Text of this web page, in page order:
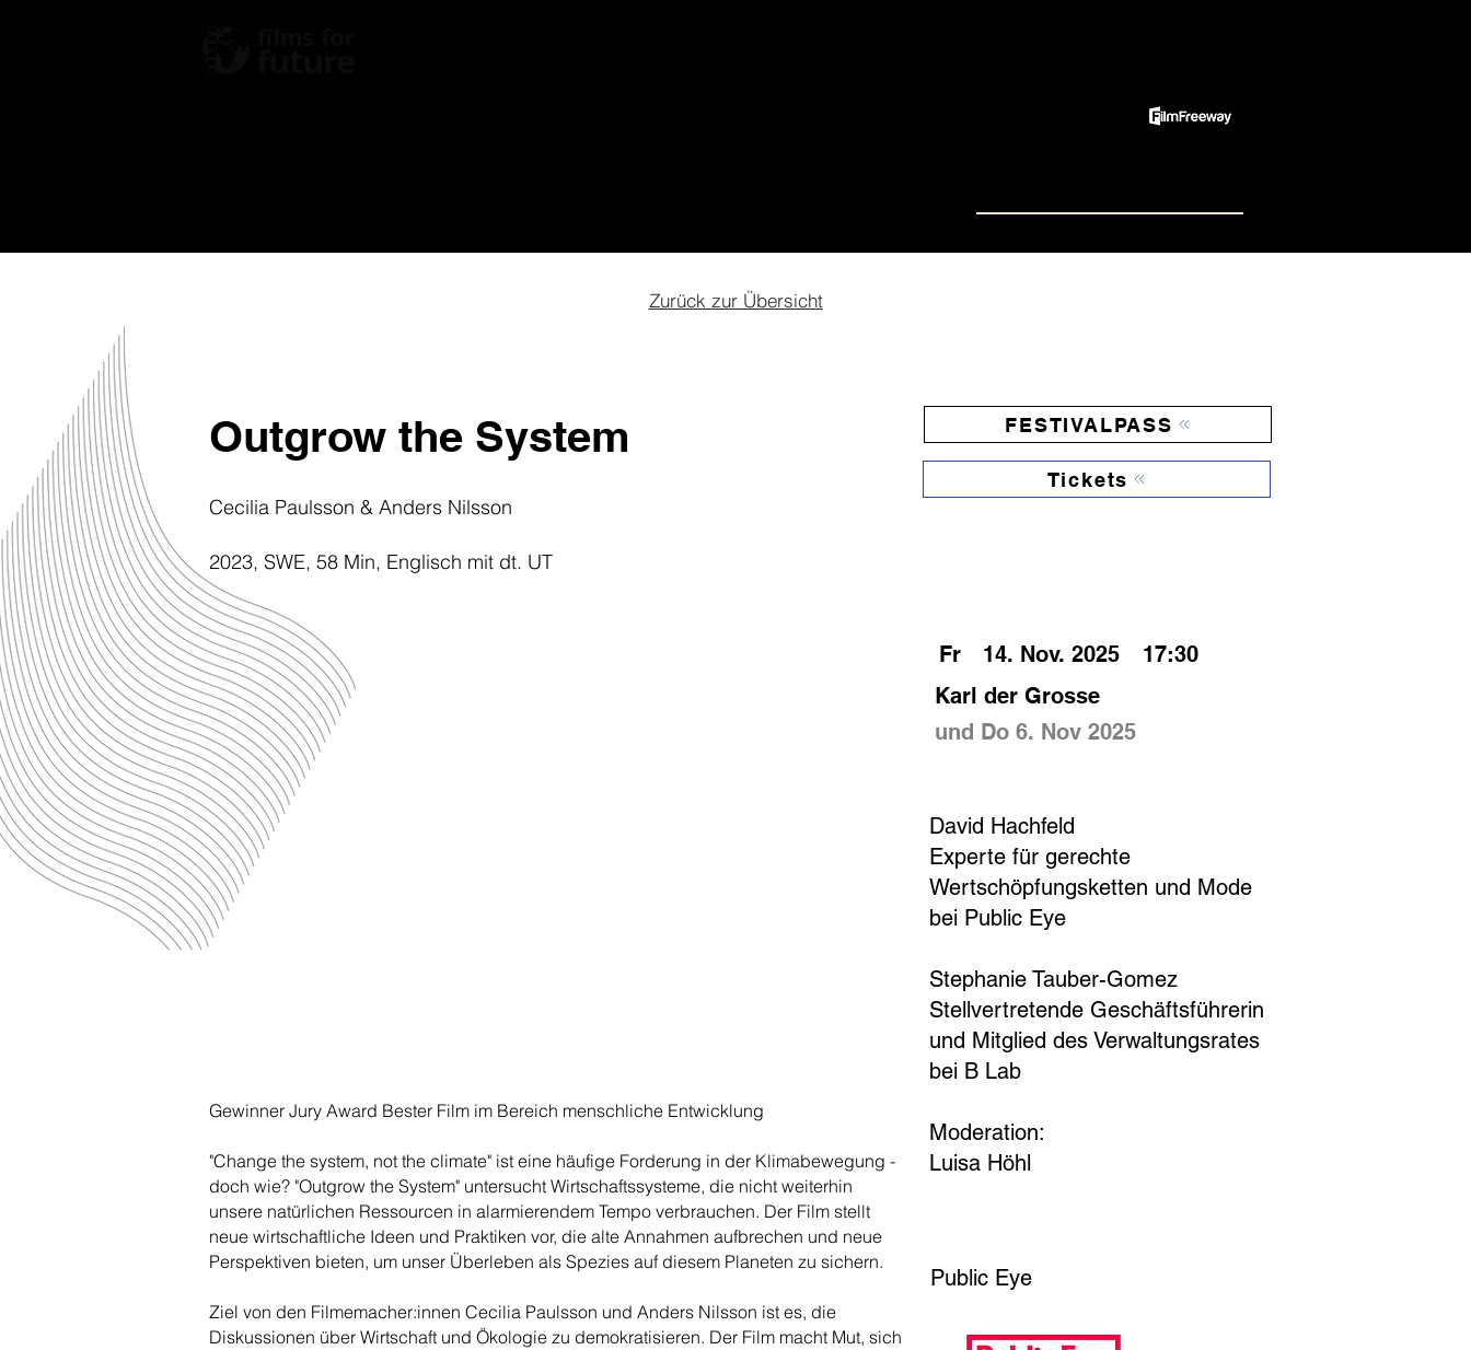
Zurück zur Übersicht
Outgrow the System
Cecilia Paulsson & Anders Nilsson
2023, SWE, 58 Min, Englisch mit dt. UT
Gewinner Jury Award Bester Film im Bereich menschliche Entwicklung
"Change the system, not the climate" ist eine häufige Forderung in der Klimabewegung -
doch wie? "Outgrow the System" untersucht Wirtschaftssysteme, die nicht weiterhin
unsere natürlichen Ressourcen in alarmierendem Tempo verbrauchen. Der Film stellt
neue wirtschaftliche Ideen und Praktiken vor, die alte Annahmen aufbrechen und neue
Perspektiven bieten, um unser Überleben als Spezies auf diesem Planeten zu sichern.
Ziel von den Filmemacher:innen Cecilia Paulsson und Anders Nilsson ist es, die
Diskussionen über Wirtschaft und Ökologie zu demokratisieren. Der Film macht Mut, sich
FESTIVALPASS
Tickets
14. Nov. 2025
17:30
Karl der Grosse
Fr
und Do 6. Nov 2025
David Hachfeld
Experte für gerechte
Wertschöpfungsketten und Mode
bei Public Eye
Stephanie Tauber-Gomez
Stellvertretende Geschäftsführerin
und Mitglied des Verwaltungsrates
bei B Lab
Moderation:
Luisa Höhl
Public Eye